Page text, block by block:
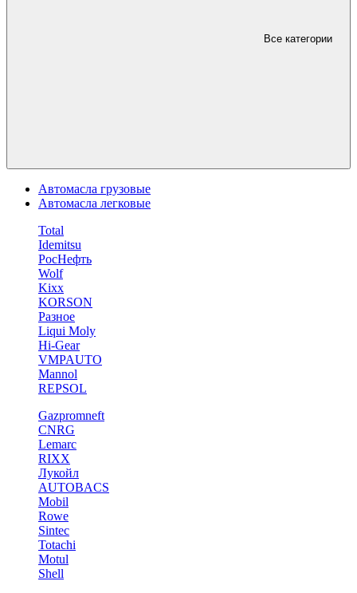
Все категории
Автомасла грузовые
Автомасла легковые
Total
Idemitsu
РосНефть
Wolf
Kixx
KORSON
Разное
Liqui Moly
Hi-Gear
VMPAUTO
Mannol
REPSOL
Gazpromneft
CNRG
Lemarc
RIXX
Лукойл
AUTOBACS
Mobil
Rowe
Sintec
Totachi
Motul
Shell